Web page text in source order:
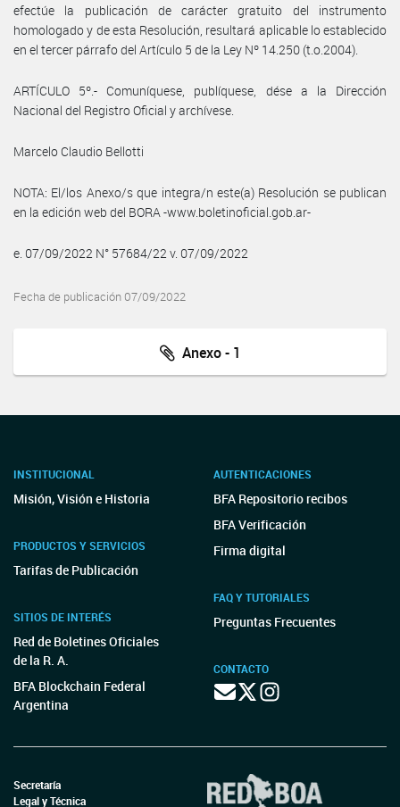
efectúe la publicación de carácter gratuito del instrumento
homologado y de esta Resolución, resultará aplicable lo establecido
en el tercer párrafo del Artículo 5 de la Ley Nº 14.250 (t.o.2004).
ARTÍCULO 5º.- Comuníquese, publíquese, dése a la Dirección
Nacional del Registro Oficial y archívese.
Marcelo Claudio Bellotti
NOTA: El/los Anexo/s que integra/n este(a) Resolución se publican
en la edición web del BORA -www.boletinoficial.gob.ar-
e. 07/09/2022 N° 57684/22 v. 07/09/2022
Fecha de publicación 07/09/2022
Anexo - 1
INSTITUCIONAL
Misión, Visión e Historia
PRODUCTOS Y SERVICIOS
Tarifas de Publicación
SITIOS DE INTERÉS
Red de Boletines Oficiales
de la R. A.
BFA Blockchain Federal
Argentina
AUTENTICACIONES
BFA Repositorio recibos
BFA Verificación
Firma digital
FAQ Y TUTORIALES
Preguntas Frecuentes
CONTACTO
Secretaría
Legal y Técnica